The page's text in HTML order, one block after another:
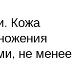
Кожа
не менее